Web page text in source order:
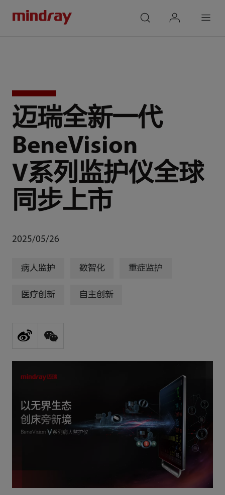
迈瑞全新一代
BeneVision
V系列监护仪全球
同步上市
2025/05/26
病人监护 数智化 重症监护
医疗创新 自主创新